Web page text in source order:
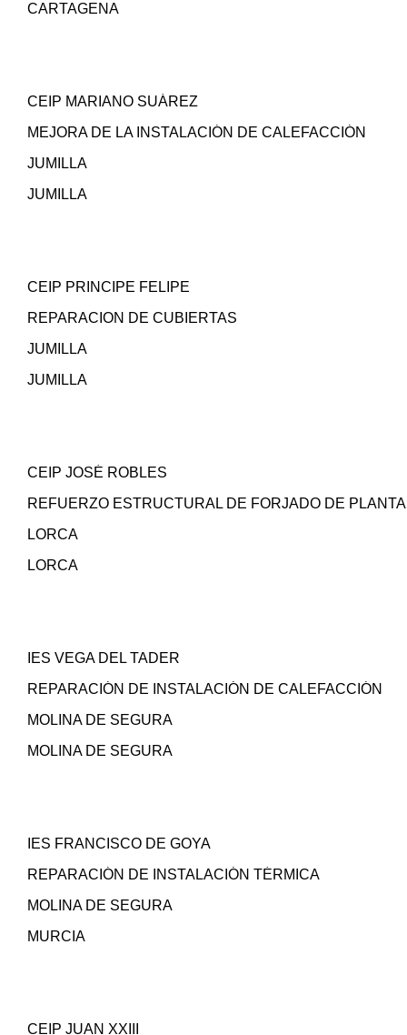
CARTAGENA
CEIP MARIANO SUÁREZ
MEJORA DE LA INSTALACIÓN DE CALEFACCIÓN
JUMILLA
JUMILLA
CEIP PRINCIPE FELIPE
REPARACION DE CUBIERTAS
JUMILLA
JUMILLA
CEIP JOSÉ ROBLES
REFUERZO ESTRUCTURAL DE FORJADO DE
LORCA
LORCA
IES VEGA DEL TADER
REPARACIÓN DE INSTALACIÓN DE CALEFACCIÓN
MOLINA DE SEGURA
MOLINA DE SEGURA
IES FRANCISCO DE GOYA
REPARACIÓN DE INSTALACIÓN TÉRMICA
MOLINA DE SEGURA
MURCIA
CEIP JUAN XXIII